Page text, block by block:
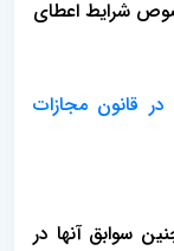
شرایط اعطای
قانون مجازات
سوابق آنها در